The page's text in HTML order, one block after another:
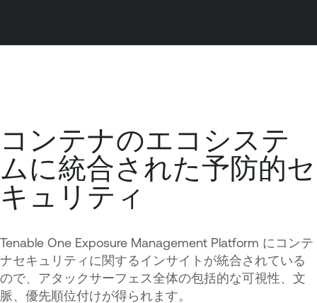
コンテナのエコシステ
ムに統合された予防的セ
キュリティ
Tenable One Exposure Management Platform にコンテ
ナセキュリティに関するインサイトが統合されている
ので、アタックサーフェス全体の包括的な可視性、文
脈、優先順位付けが得られます。